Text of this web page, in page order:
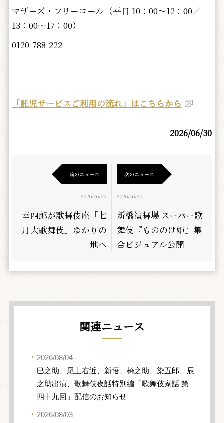
マザーズ・フリーコール（平日 10：00～12：00／
13：00～17：00）
0120-788-222
「託児サービスご利用の流れ」はこちらから
2026/06/30
前のニュース
2026/06/29
幸四郎が歌舞伎座「七
月大歌舞伎」ゆかりの
地へ
次のニュース
2026/06/30
新橋演舞場 スーパー歌
舞伎『もののけ姫』集
合ビジュアル公開
関連ニュース
2026/08/04
巳之助、尾上右近、新悟、橋之助、染五郎、辰
之助出演、歌舞伎夜話特別編「歌舞伎家話 第
四十九回」配信のお知らせ
2026/08/03